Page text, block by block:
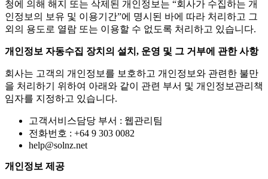
는 정정 처리결과를 제3자에게 지체없이 통지하여 정정이 이
루어지도록 하겠습니다. 회사는 이용자 혹은 법정 대리인의 요
청에 의해 해지 또는 삭제된 개인정보는 “회사가 수집하는 개
인정보의 보유 및 이용기간”에 명시된 바에 따라 처리하고 그
외의 용도로 열람 또는 이용할 수 없도록 처리하고 있습니다.
개인정보 자동수집 장치의 설치, 운영 및 그 거부에 관한 사항
회사는 고객의 개인정보를 보호하고 개인정보와 관련한 불만
임자를 지정하고 있습니다.
고객서비스담당 부서 : 웹관리팀
전화번호 : +64 9 303 0082
help@solnz.net